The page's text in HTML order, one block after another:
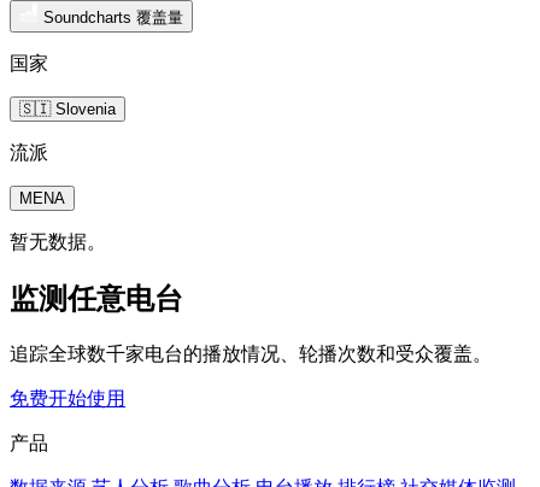
Soundcharts 覆盖量
国家
🇸🇮 Slovenia
流派
MENA
暂无数据。
监测任意电台
追踪全球数千家电台的播放情况、轮播次数和受众覆盖。
免费开始使用
产品